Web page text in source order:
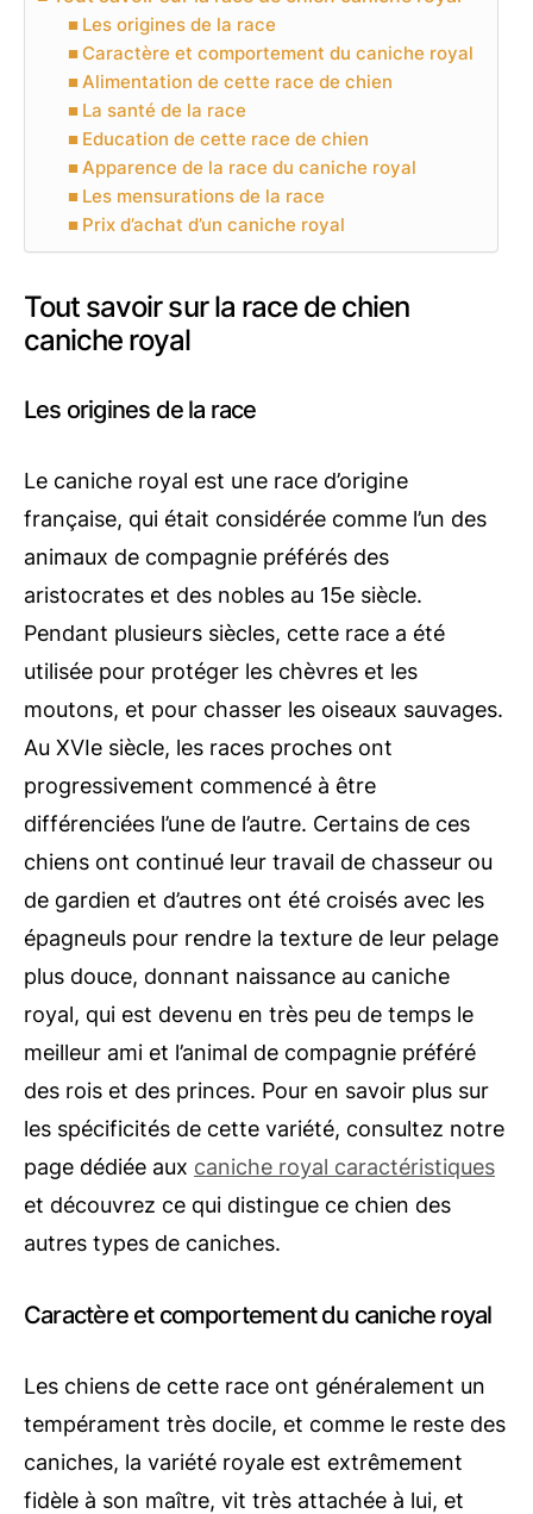
Les origines de la race
Caractère et comportement du caniche royal
Alimentation de cette race de chien
La santé de la race
Education de cette race de chien
Apparence de la race du caniche royal
Les mensurations de la race
Prix d’achat d’un caniche royal
Tout savoir sur la race de chien
caniche royal
Les origines de la race
Le caniche royal est une race d’origine
française, qui était considérée comme l’un des
animaux de compagnie préférés des
aristocrates et des nobles au 15e siècle.
Pendant plusieurs siècles, cette race a été
utilisée pour protéger les chèvres et les
moutons, et pour chasser les oiseaux sauvages.
Au XVIe siècle, les races proches ont
progressivement commencé à être
différenciées l’une de l’autre. Certains de ces
chiens ont continué leur travail de chasseur ou
de gardien et d’autres ont été croisés avec les
épagneuls pour rendre la texture de leur pelage
plus douce, donnant naissance au caniche
royal, qui est devenu en très peu de temps le
meilleur ami et l’animal de compagnie préféré
des rois et des princes. Pour en savoir plus sur
les spécificités de cette variété, consultez notre
page dédiée aux caniche royal caractéristiques
et découvrez ce qui distingue ce chien des
autres types de caniches.
Caractère et comportement du caniche royal
Les chiens de cette race ont généralement un
tempérament très docile, et comme le reste des
caniches, la variété royale est extrêmement
fidèle à son maître, vit très attachée à lui, et